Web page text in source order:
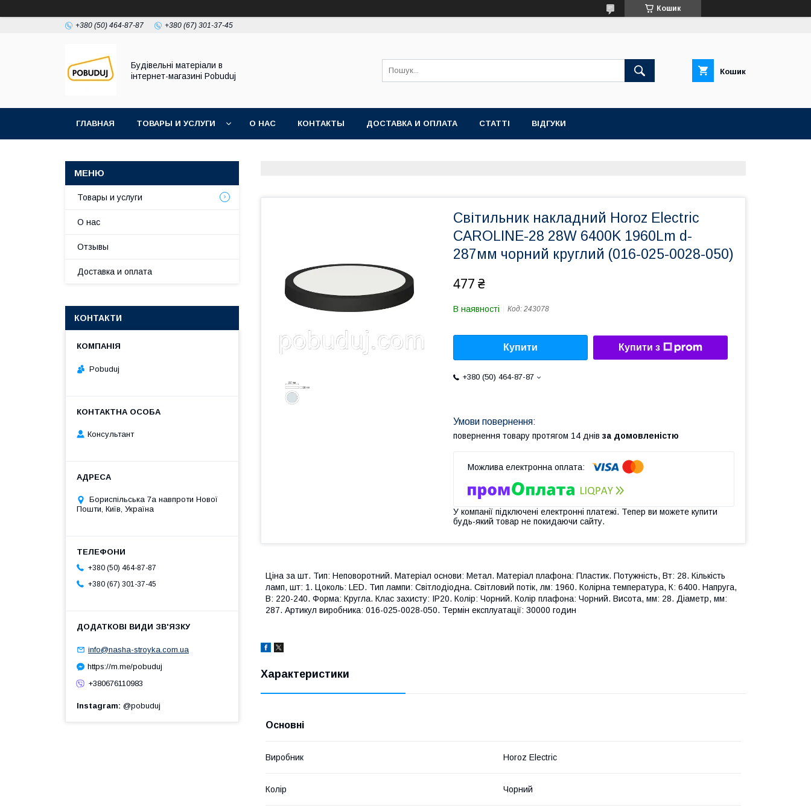
Кошик
+380 (50) 464-87-87 +380 (67) 301-37-45
Будівельні матеріали в
інтернет-магазині Pobuduj
Кошик
ГЛАВНАЯ ТОВАРЫ И УСЛУГИ О НАС КОНТАКТЫ ДОСТАВКА И ОПЛАТА СТАТТІ ВІДГУКИ
Світильник накладний Horoz Electric
CAROLINE-28 28W 6400K 1960Lm d-
287мм чорний круглий (016-025-0028-050)
477 ₴
В наявності Код: 243078
Купити Купити з
+380 (50) 464-87-87
повернення товару протягом 14 днів за домовленістю
У компанії підключені електронні платежі. Тепер ви можете купити
будь-який товар не покидаючи сайту.
Ціна за шт. Тип: Неповоротний. Матеріал основи: Метал. Матеріал плафона: Пластик. Потужність, Вт: 28. Кількість
ламп, шт: 1. Цоколь: LED. Тип лампи: Світлодіодна. Світловий потік, лм: 1960. Колірна температура, К: 6400. Напруга,
В: 220-240. Форма: Кругла. Клас захисту: IP20. Колір: Чорний. Колір плафона: Чорний. Висота, мм: 28. Діаметр, мм:
287. Артикул виробника: 016-025-0028-050. Термін експлуатації: 30000 годин
Характеристики
Основні
Виробник Horoz Electric
Колір Чорний
Товары и услуги
О нас
Отзывы
Доставка и оплата
КОНТАКТИ
Pobuduj
Консультант
Бориспільська 7а навпроти Нової
Пошти, Київ, Україна
+380 (50) 464-87-87
+380 (67) 301-37-45
info@nasha-stroyka.com.ua
https://m.me/pobuduj
+380676110983
Instagram @pobuduj